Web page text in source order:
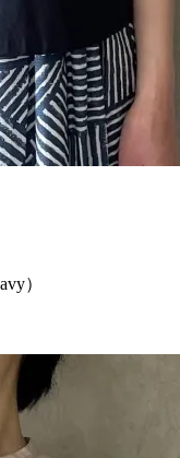
）